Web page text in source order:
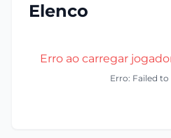
Elenco
Erro ao carregar
Erro: Failed